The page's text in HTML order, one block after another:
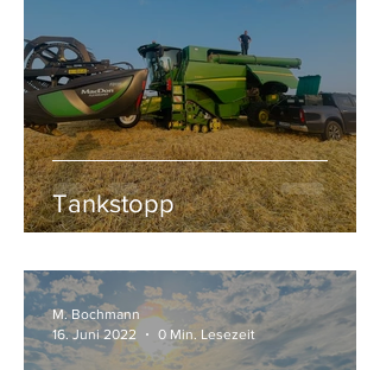
Tankstopp
M. Bochmann
16. Juni 2022
0 Min. Lesezeit